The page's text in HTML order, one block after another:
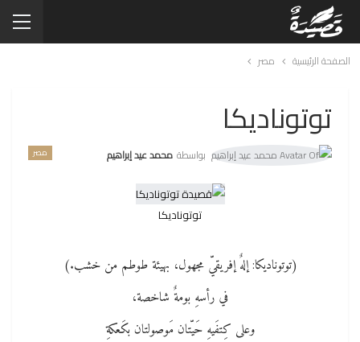
الصفحة الرئيسية مصر
توتوناديكا
مصر بواسطة محمد عيد إبراهيم
توتوناديكا
(توتوناديكا: إلهٌ إفريقيّ مجهول، بهيئة طوطم من خشب.)
في رأسهِ بومةٌ شاخصة،
وعلى كِتفَيهِ حَيّتان مَوصولتان بكَعكةِ